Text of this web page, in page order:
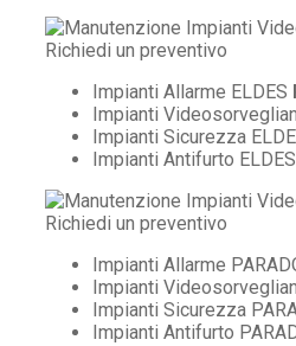
Impianti Allarme ELDES
Impianti
Impianti Sicurezza
Impianti Antifurto ELDES
Impianti Allarme
Impianti
Impianti Sicurezza
Impianti Antifurto